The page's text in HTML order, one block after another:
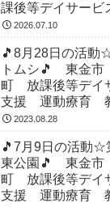
課後等デイサー
運動療育 教室見学
2026.07.10
🎵8月28日の活動
トムシ🎵 東金
町 放課後等デイ
支援 運動療育
2023.08.28
🎵7月9日の活動☆
東公園🎵 東金
町 放課後等デイ
支援 運動療育